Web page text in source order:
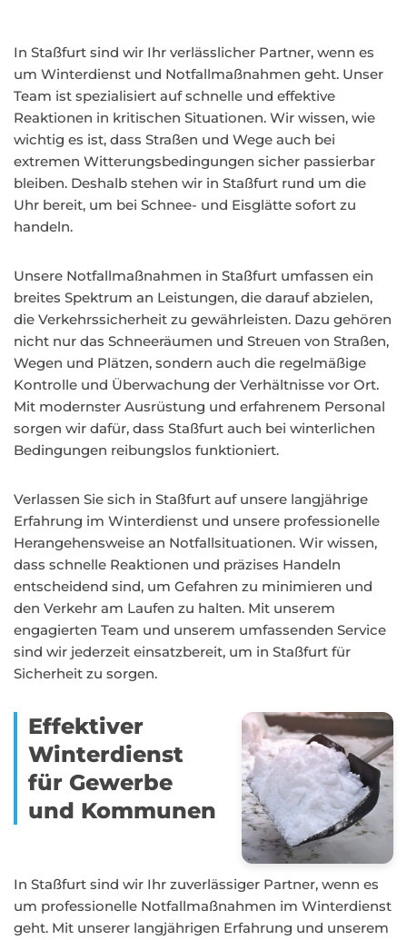
In Staßfurt sind wir Ihr verlässlicher Partner, wenn es
um Winterdienst und Notfallmaßnahmen geht. Unser
Team ist spezialisiert auf schnelle und effektive
Reaktionen in kritischen Situationen. Wir wissen, wie
wichtig es ist, dass Straßen und Wege auch bei
extremen Witterungsbedingungen sicher passierbar
bleiben. Deshalb stehen wir in Staßfurt rund um die
Uhr bereit, um bei Schnee- und Eisglätte sofort zu
handeln.
Unsere Notfallmaßnahmen in Staßfurt umfassen ein
breites Spektrum an Leistungen, die darauf abzielen,
die Verkehrssicherheit zu gewährleisten. Dazu gehören
nicht nur das Schneeräumen und Streuen von Straßen,
Wegen und Plätzen, sondern auch die regelmäßige
Kontrolle und Überwachung der Verhältnisse vor Ort.
Mit modernster Ausrüstung und erfahrenem Personal
sorgen wir dafür, dass Staßfurt auch bei winterlichen
Bedingungen reibungslos funktioniert.
Verlassen Sie sich in Staßfurt auf unsere langjährige
Erfahrung im Winterdienst und unsere professionelle
Herangehensweise an Notfallsituationen. Wir wissen,
dass schnelle Reaktionen und präzises Handeln
entscheidend sind, um Gefahren zu minimieren und
den Verkehr am Laufen zu halten. Mit unserem
engagierten Team und unserem umfassenden Service
sind wir jederzeit einsatzbereit, um in Staßfurt für
Sicherheit zu sorgen.
Effektiver
Winterdienst
für Gewerbe
und Kommunen
In Staßfurt sind wir Ihr zuverlässiger Partner, wenn es
um professionelle Notfallmaßnahmen im Winterdienst
geht. Mit unserer langjährigen Erfahrung und unserem